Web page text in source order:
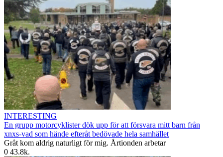
INTERESTING
En grupp motorcyklister dök upp för att försvara mitt barn från
xnxs-vad som hände efteråt bedövade hela samhället
Gråt kom aldrig naturligt för mig. Årtionden arbetar
0 43.8k.